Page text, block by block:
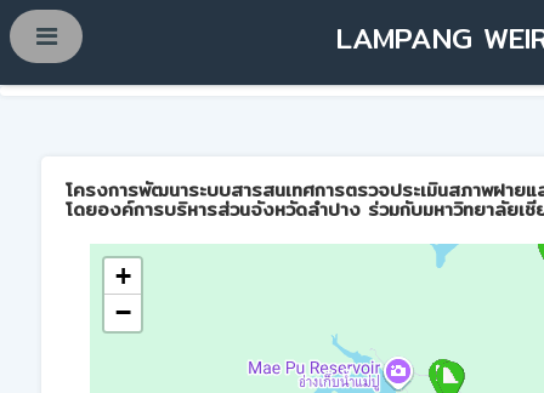
LAMPANG
โครงการพัฒนาระบบสารสนเทศการตรวจประเมินสภาพฝาย
โดยองค์การบริหารส่วนจังหวัดลำปาง ร่วมกับมหาวิทยาลัยเชี
+
−